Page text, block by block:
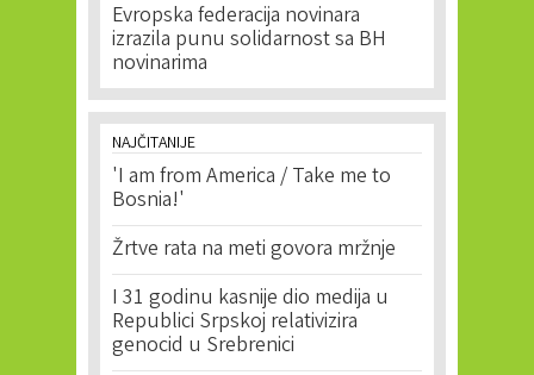
Evropska federacija novinara
izrazila punu solidarnost sa BH
novinarima
NAJČITANIJE
'I am from America / Take me to
Bosnia!'
Žrtve rata na meti govora mržnje
I 31 godinu kasnije dio medija u
Republici Srpskoj relativizira
genocid u Srebrenici